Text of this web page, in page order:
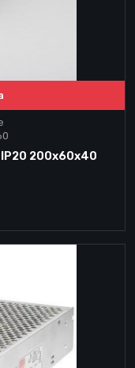
IP20 200x60x40